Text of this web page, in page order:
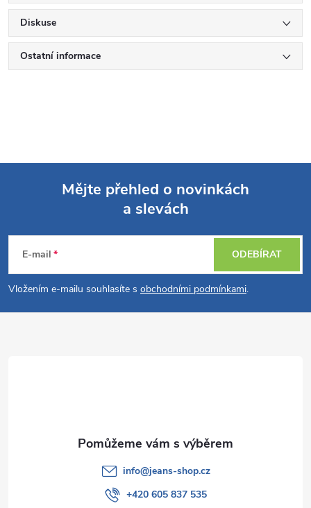
Diskuse
Ostatní informace
p
a
Mějte přehled o novinkách
a slevách
E-mail
Vložením e-mailu souhlasíte s obchodními podmínkami.
ODEBÍRAT
info@jeans-shop.cz
+420 605 837 535